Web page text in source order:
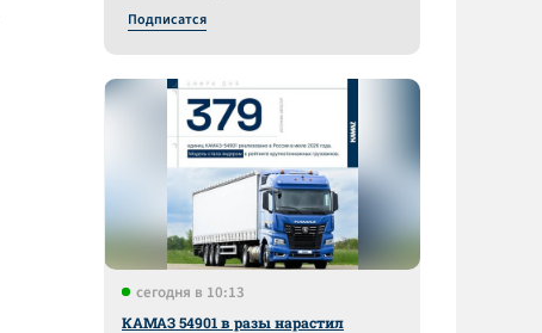
Подписатся
сегодня в 10:13
КАМАЗ 54901 в разы нарастил